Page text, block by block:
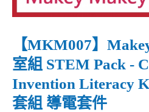
【MKM007】
室組 STEM Pack -
Invention Literacy
套組 導電套件